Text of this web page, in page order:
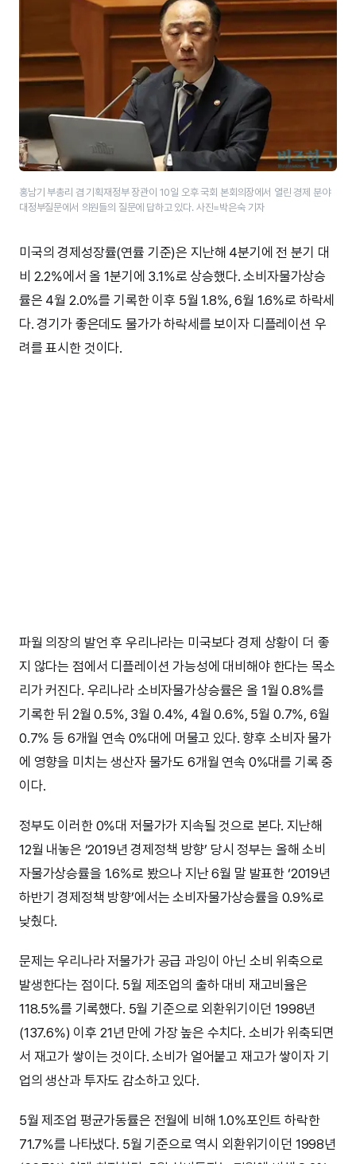
홍남기 부총리 겸 기획재정부 장관이 10일 오후 국회 본회의장에서 열린 경제 분야
대정부질문에서 의원들의 질문에 답하고 있다. 사진=박은숙 기자
미국의 경제성장률(연률 기준)은 지난해 4분기에 전 분기 대
비 2.2%에서 올 1분기에 3.1%로 상승했다. 소비자물가상승
률은 4월 2.0%를 기록한 이후 5월 1.8%, 6월 1.6%로 하락세
다. 경기가 좋은데도 물가가 하락세를 보이자 디플레이션 우
려를 표시한 것이다.
파월 의장의 발언 후 우리나라는 미국보다 경제 상황이 더 좋
지 않다는 점에서 디플레이션 가능성에 대비해야 한다는 목소
리가 커진다. 우리나라 소비자물가상승률은 올 1월 0.8%를
기록한 뒤 2월 0.5%, 3월 0.4%, 4월 0.6%, 5월 0.7%, 6월
0.7% 등 6개월 연속 0%대에 머물고 있다. 향후 소비자 물가
에 영향을 미치는 생산자 물가도 6개월 연속 0%대를 기록 중
이다.
정부도 이러한 0%대 저물가가 지속될 것으로 본다. 지난해
12월 내놓은 ‘2019년 경제정책 방향’ 당시 정부는 올해 소비
자물가상승률을 1.6%로 봤으나 지난 6월 말 발표한 ‘2019년
하반기 경제정책 방향’에서는 소비자물가상승률을 0.9%로
낮췄다.
문제는 우리나라 저물가가 공급 과잉이 아닌 소비 위축으로
발생한다는 점이다. 5월 제조업의 출하 대비 재고비율은
118.5%를 기록했다. 5월 기준으로 외환위기이던 1998년
(137.6%) 이후 21년 만에 가장 높은 수치다. 소비가 위축되면
서 재고가 쌓이는 것이다. 소비가 얼어붙고 재고가 쌓이자 기
업의 생산과 투자도 감소하고 있다.
5월 제조업 평균가동률은 전월에 비해 1.0%포인트 하락한
71.7%를 나타냈다. 5월 기준으로 역시 외환위기이던 1998년